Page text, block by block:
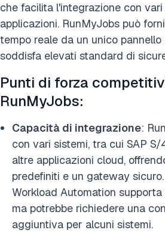
che facilita l'integrazione con
applicazioni. RunMyJobs può
tempo reale da un unico
soddisfa elevati standard di
Punti di forza
RunMyJobs:
Capacità di integrazione:
con vari sistemi, tra cui SAP S/
altre applicazioni cloud,
predefiniti e un gateway
Workload Automation
ma potrebbe richiedere una
aggiuntiva per alcuni sistemi.